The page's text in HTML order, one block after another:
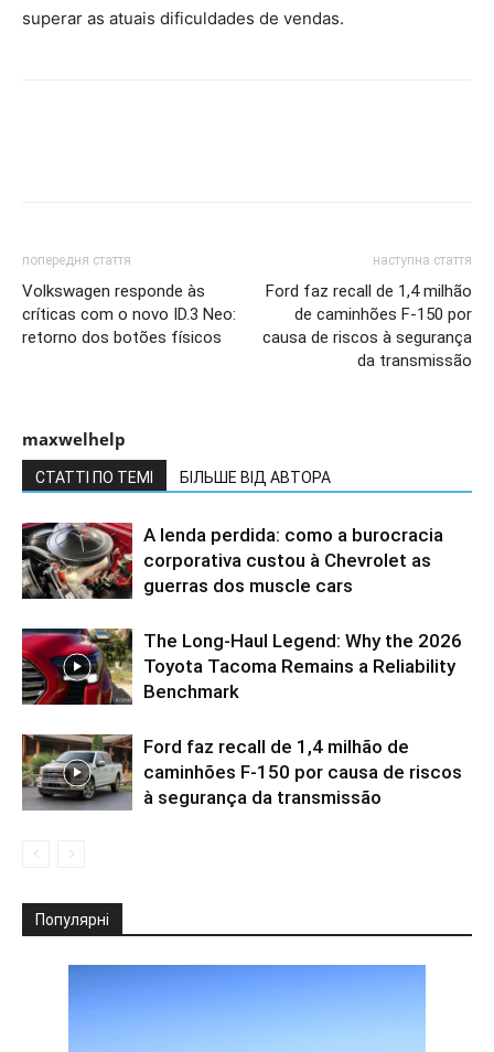
superar as atuais dificuldades de vendas.
попередня стаття
Volkswagen responde às
críticas com o novo ID.3 Neo:
retorno dos botões físicos
наступна стаття
Ford faz recall de 1,4 milhão
de caminhões F-150 por
causa de riscos à segurança
da transmissão
maxwelhelp
СТАТТІ ПО ТЕМІ БІЛЬШЕ ВІД АВТОРА
A lenda perdida: como a burocracia
corporativa custou à Chevrolet as
guerras dos muscle cars
The Long-Haul Legend: Why the 2026
Toyota Tacoma Remains a Reliability
Benchmark
Ford faz recall de 1,4 milhão de
caminhões F-150 por causa de riscos
à segurança da transmissão
Популярні